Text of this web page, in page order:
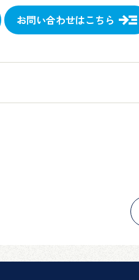
お問い合わせはこちら